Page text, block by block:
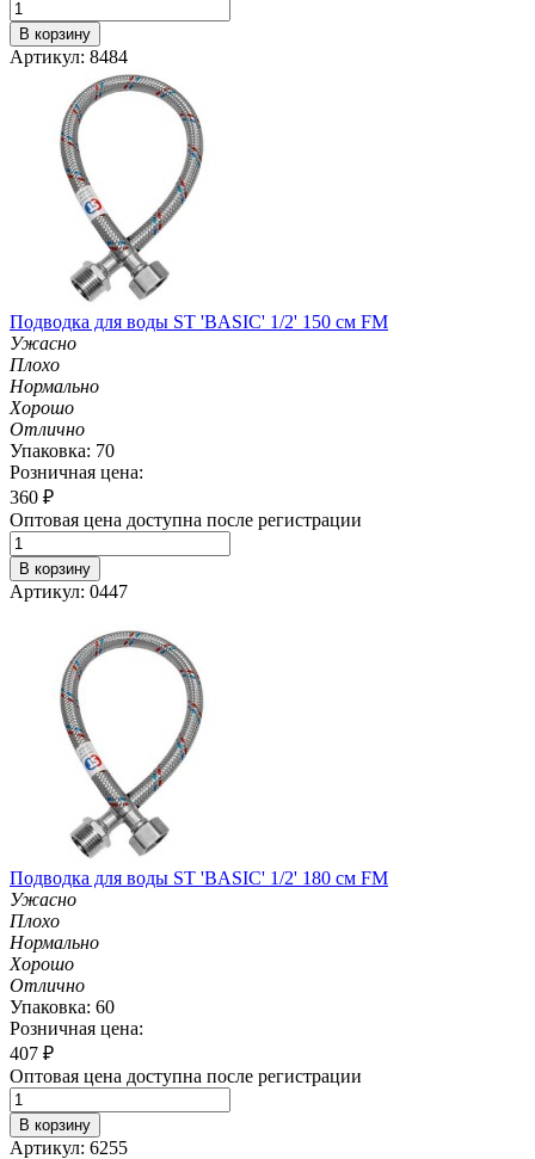
В корзину
Артикул: 8484
Подводка для воды ST 'BASIC' 1/2' 150 см FM
Ужасно
Плохо
Нормально
Хорошо
Отлично
Упаковка: 70
Розничная цена:
360 ₽
Оптовая цена доступна после регистрации
В корзину
Артикул: 0447
Подводка для воды ST 'BASIC' 1/2' 180 см FM
Ужасно
Плохо
Нормально
Хорошо
Отлично
Упаковка: 60
Розничная цена:
407 ₽
Оптовая цена доступна после регистрации
В корзину
Артикул: 6255